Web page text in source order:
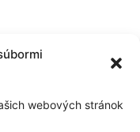
webových stránok